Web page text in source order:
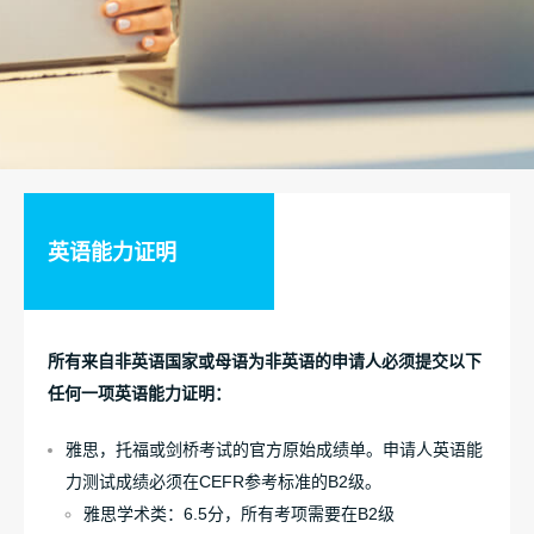
英语能力证明
所有来自非英语国家或母语为非英语的申请人必须提交以下
任何一项英语能力证明：
雅思，托福或剑桥考试的官方原始成绩单。申请人英语能
力测试成绩必须在CEFR参考标准的B2级。
雅思学术类：6.5分，所有考项需要在B2级